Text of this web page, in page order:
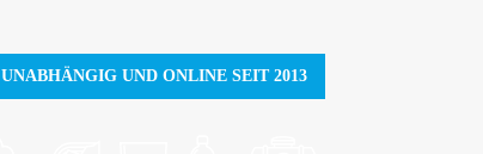
UNABHÄNGIG UND ONLINE SEIT 2013